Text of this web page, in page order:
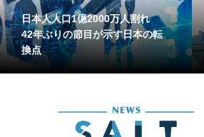
日本人人口1億2000万人割れ
42年ぶりの節目が示す日本の転
換点